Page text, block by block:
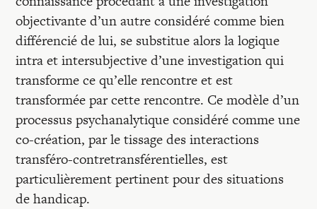
objectivante d’un autre considéré comme bien
différencié de lui, se substitue alors la logique
intra et intersubjective d’une investigation qui
transforme ce qu’elle rencontre et est
transformée par cette rencontre. Ce modèle d’un
processus psychanalytique considéré comme une
co-création, par le tissage des interactions
transféro-contretransférentielles, est
particulièrement pertinent pour des situations
de handicap.